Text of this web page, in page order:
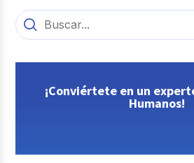
¡Conviértete en un
Humanos!